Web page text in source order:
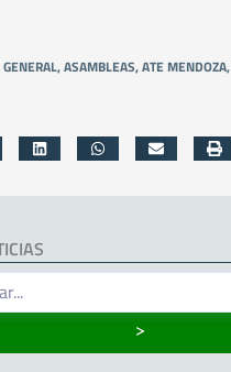
,ASAMBLEAS,ATE MENDOZA,
˃